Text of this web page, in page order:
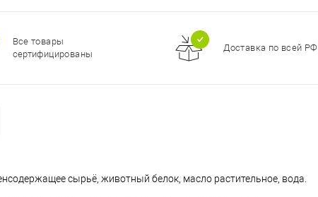
Все товары
сертифицированы
Доставка по всей РФ
сырьё, животный белок, масло растительное, вода.